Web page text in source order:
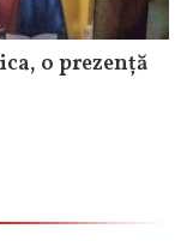
o prezență